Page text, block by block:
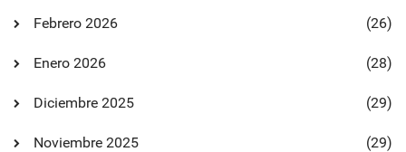
Febrero 2026 (26)
Enero 2026 (28)
Diciembre 2025 (29)
Noviembre 2025 (29)